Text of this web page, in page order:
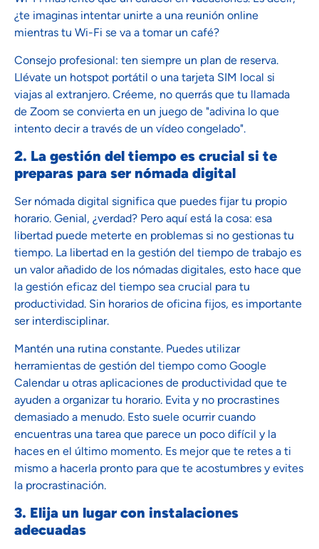
¿te imaginas intentar unirte a una reunión online
mientras tu Wi-Fi se va a tomar un café?
Consejo profesional: ten siempre un plan de reserva.
Llévate un hotspot portátil o una tarjeta SIM local si
viajas al extranjero. Créeme, no querrás que tu llamada
de Zoom se convierta en un juego de "adivina lo que
intento decir a través de un vídeo congelado".
2. La gestión del tiempo es crucial si te
preparas para ser nómada digital
Ser nómada digital significa que puedes fijar tu propio
horario. Genial, ¿verdad? Pero aquí está la cosa: esa
libertad puede meterte en problemas si no gestionas tu
tiempo. La libertad en la gestión del tiempo de trabajo es
un valor añadido de los nómadas digitales, esto hace que
la gestión eficaz del tiempo sea crucial para tu
productividad. Sin horarios de oficina fijos, es importante
ser interdisciplinar.
Mantén una rutina constante. Puedes utilizar
herramientas de gestión del tiempo como Google
Calendar u otras aplicaciones de productividad que te
ayuden a organizar tu horario. Evita y no procrastines
demasiado a menudo. Esto suele ocurrir cuando
encuentras una tarea que parece un poco difícil y la
haces en el último momento. Es mejor que te retes a ti
mismo a hacerla pronto para que te acostumbres y evites
la procrastinación.
3. Elija un lugar con instalaciones
adecuadas